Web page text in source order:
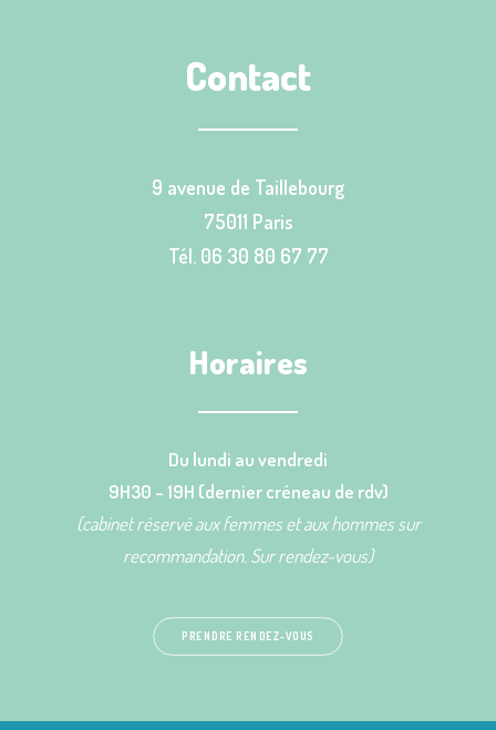
Contact
9 avenue de Taillebourg
75011 Paris
Tél. 06 30 80 67 77
Horaires
Du lundi au vendredi
9H30 - 19H (dernier créneau de rdv)
(cabinet réservé aux femmes et aux hommes sur
recommandation. Sur rendez-vous)
PRENDRE RENDEZ-VOUS